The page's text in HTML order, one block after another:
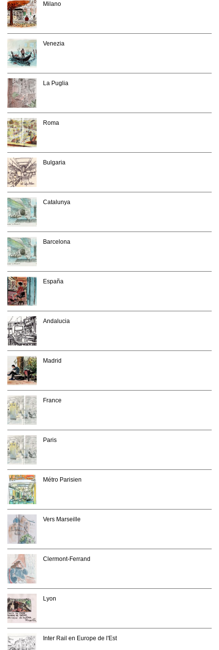
Milano
Venezia
La Puglia
Roma
Bulgaria
Catalunya
Barcelona
España
Andalucia
Madrid
France
Paris
Métro Parisien
Vers Marseille
Clermont-Ferrand
Lyon
Inter Rail en Europe de l'Est